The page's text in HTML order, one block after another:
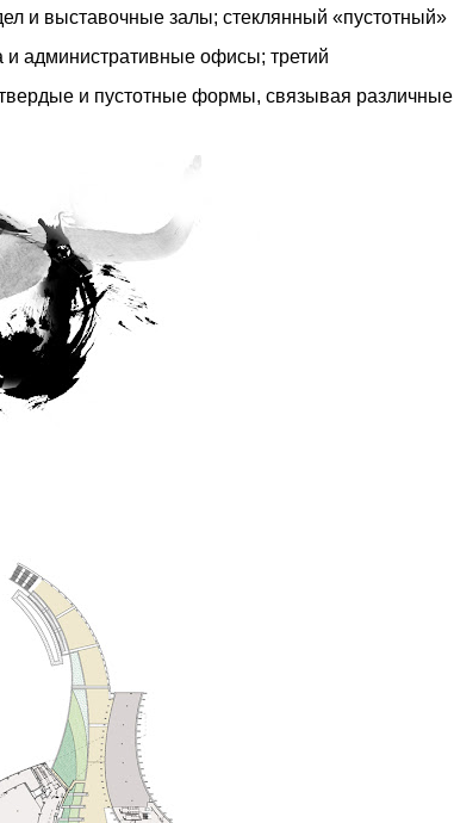
и выставочные залы; стеклянный «пустотный»
и административные офисы; третий
и пустотные формы, связывая различные